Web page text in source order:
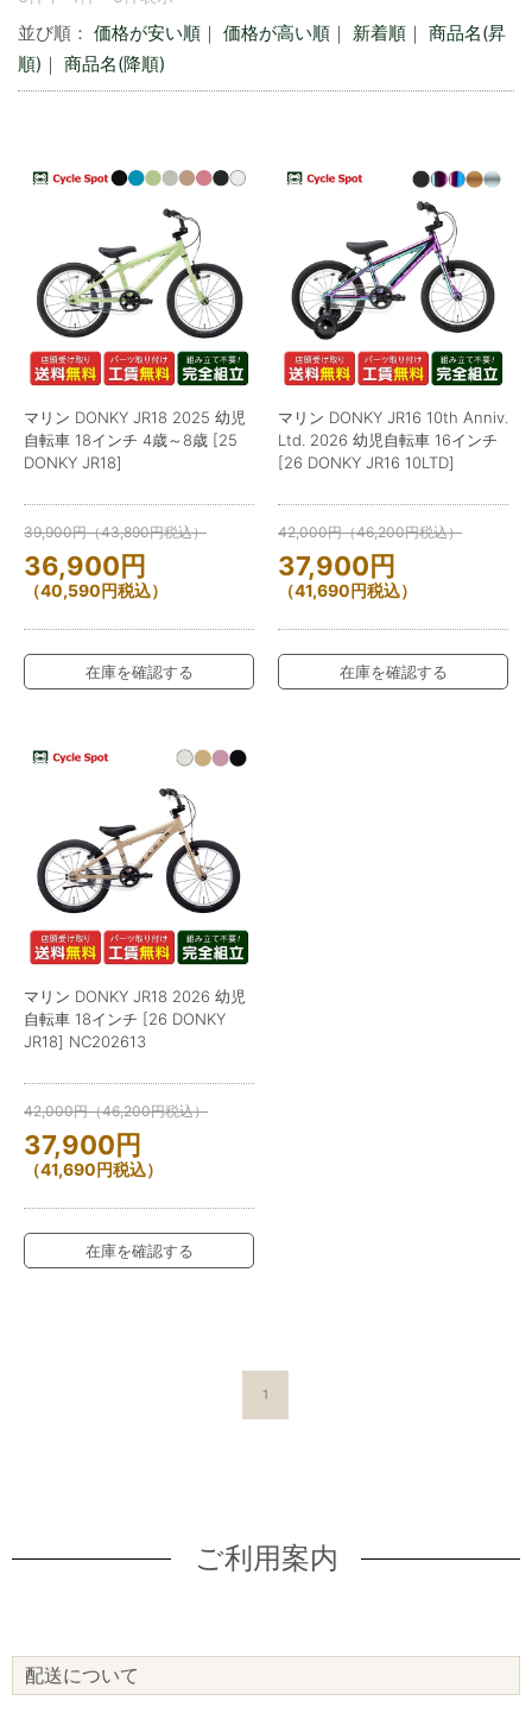
並び順： 価格が安い順 ｜ 価格が高い順 ｜ 新着順 ｜ 商品名(昇
順) ｜ 商品名(降順)
マリン DONKY JR18 2025 幼児
自転車 18インチ 4歳～8歳 [25
DONKY JR18]
39,900円（43,890円税込）
36,900円
（40,590円税込）
在庫を確認する
マリン DONKY JR16 10th Anniv.
Ltd. 2026 幼児自転車 16インチ
[26 DONKY JR16 10LTD]
42,000円（46,200円税込）
37,900円
（41,690円税込）
在庫を確認する
マリン DONKY JR18 2026 幼児
自転車 18インチ [26 DONKY
JR18] NC202613
42,000円（46,200円税込）
37,900円
（41,690円税込）
在庫を確認する
1
ご利用案内
配送について